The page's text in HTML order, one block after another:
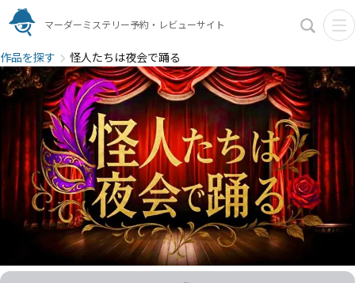
マーダーミステリー予約・レビューサイト
作品を探す 怪人たちは夜会で踊る